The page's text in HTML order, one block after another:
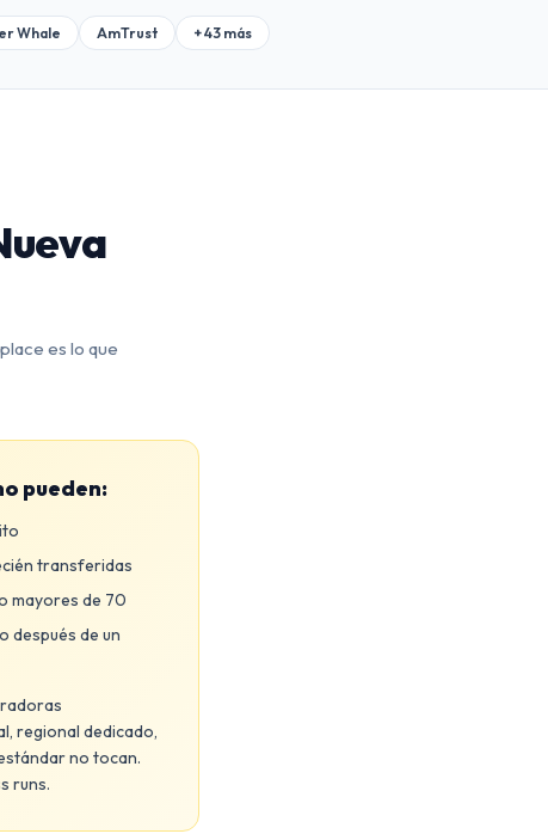
Whale AmTrust + 43 más
es lo que
pueden:
transferidas
mayores de 70
de un
regional dedicado,
no tocan.
runs.